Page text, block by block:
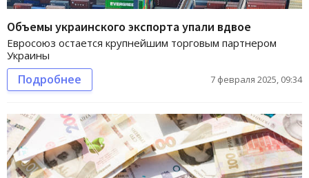
Объемы украинского экспорта упали вдвое
Евросоюз остается крупнейшим торговым партнером
Украины
Подробнее 7 февраля 2025, 09:34